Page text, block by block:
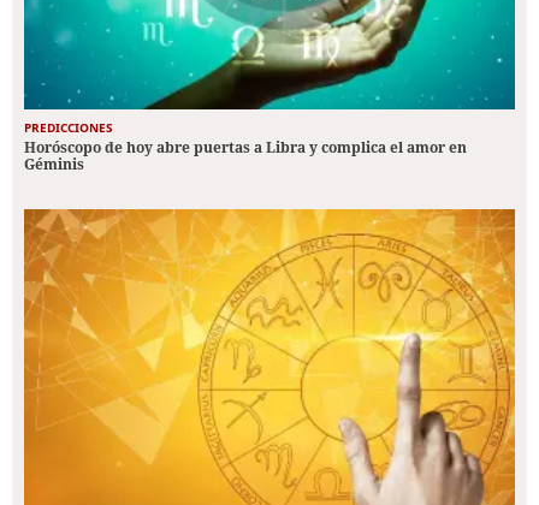
PREDICCIONES
Horóscopo de hoy abre puertas a Libra y complica el amor en
Géminis